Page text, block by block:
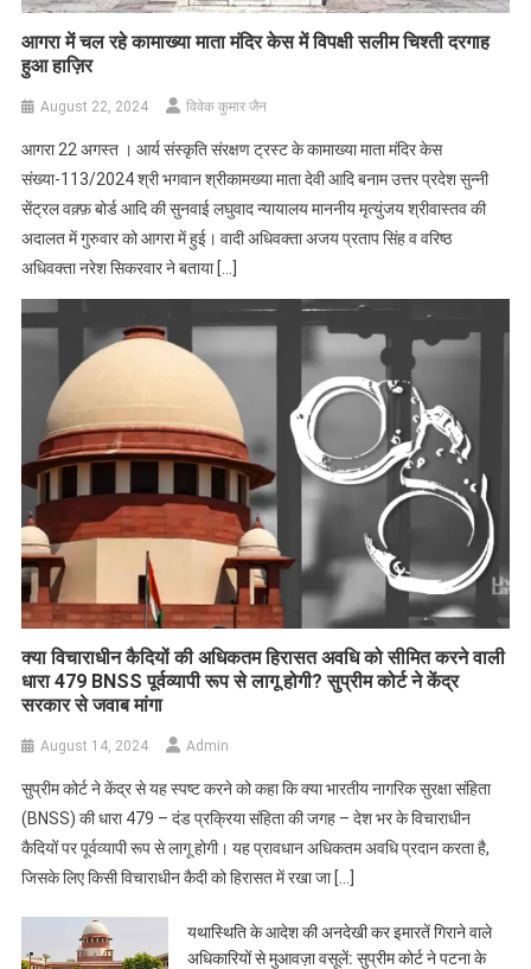
आगरा में चल रहे कामाख्या माता मंदिर केस में विपक्षी सलीम चिश्ती दरगाह
हुआ हाज़िर
August 22, 2024 विवेक कुमार जैन
आगरा 22 अगस्त । आर्य संस्कृति संरक्षण ट्रस्ट के कामाख्या माता मंदिर केस
संख्या-113/2024 श्री भगवान श्रीकामख्या माता देवी आदि बनाम उत्तर प्रदेश सुन्नी
सेंट्रल वक़्फ़ बोर्ड आदि की सुनवाई लघुवाद न्यायालय माननीय मृत्युंजय श्रीवास्तव की
अदालत में गुरुवार को आगरा में हुई। वादी अधिवक्ता अजय प्रताप सिंह व वरिष्ठ
अधिवक्ता नरेश सिकरवार ने बताया […]
क्या विचाराधीन कैदियों की अधिकतम हिरासत अवधि को सीमित करने वाली
धारा 479 BNSS पूर्वव्यापी रूप से लागू होगी? सुप्रीम कोर्ट ने केंद्र
सरकार से जवाब मांगा
August 14, 2024 Admin
सुप्रीम कोर्ट ने केंद्र से यह स्पष्ट करने को कहा कि क्या भारतीय नागरिक सुरक्षा संहिता
(BNSS) की धारा 479 – दंड प्रक्रिया संहिता की जगह – देश भर के विचाराधीन
कैदियों पर पूर्वव्यापी रूप से लागू होगी। यह प्रावधान अधिकतम अवधि प्रदान करता है,
जिसके लिए किसी विचाराधीन कैदी को हिरासत में रखा जा […]
यथास्थिति के आदेश की अनदेखी कर इमारतें गिराने वाले
अधिकारियों से मुआवज़ा वसूलें: सुप्रीम कोर्ट ने पटना के